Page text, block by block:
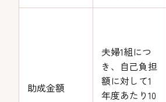
助成金額
夫婦1組につ
き、自己負担
額に対して1
年度あたり10